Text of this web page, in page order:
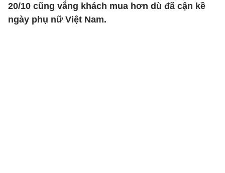
20/10 cũng vắng khách mua hơn dù đã cận kề
ngày phụ nữ Việt Nam.